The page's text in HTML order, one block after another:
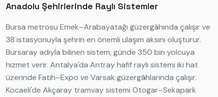
Anadolu Şehirlerinde Raylı Sistemler
Bursa metrosu Emek–Arabayatağı güzergâhında çalışır ve
38 istasyonuyla şehrin en önemli ulaşım aksını oluşturur.
Bursaray adıyla bilinen sistem, günde 350 bin yolcuya
hizmet verir. Antalya'da Antray hafif raylı sistemi iki hat
üzerinde Fatih–Expo ve Varsak güzergâhlarında çalışır.
Kocaeli'de Akçaray tramvay sistemi Otogar–Sekapark